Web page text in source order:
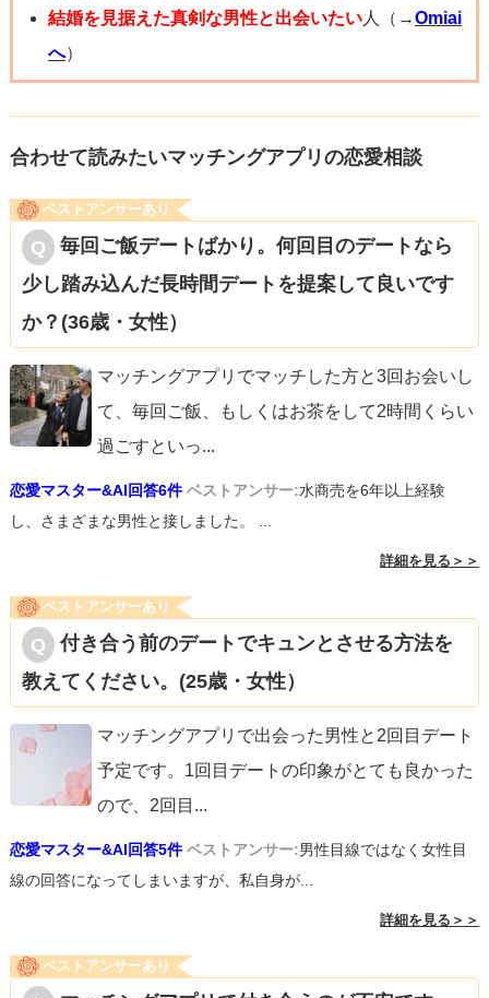
結婚を見据えた真剣な男性と出会いたい人（→Omiai
へ）
合わせて読みたいマッチングアプリの恋愛相談
ベストアンサーあり
毎回ご飯デートばかり。何回目のデートなら
少し踏み込んだ長時間デートを提案して良いです
か？(36歳・女性）
マッチングアプリでマッチした方と3回お会いし
て、毎回ご飯、もしくはお茶をして2時間くらい
過ごすといっ...
恋愛マスター&AI回答6件 ベストアンサー:水商売を6年以上経験
し、さまざまな男性と接しました。 ...
詳細を見る＞＞
ベストアンサーあり
付き合う前のデートでキュンとさせる方法を
教えてください。(25歳・女性）
マッチングアプリで出会った男性と2回目デート
予定です。1回目デートの印象がとても良かった
ので、2回目 ...
恋愛マスター&AI回答5件 ベストアンサー:男性目線ではなく女性目
線の回答になってしまいますが、私自身が...
詳細を見る＞＞
ベストアンサーあり